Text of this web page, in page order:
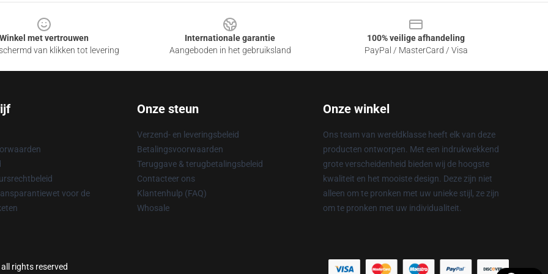
Winkel met vertrouwen
van klikken tot levering
Internationale garantie
Aangeboden in het gebruiksland
100% veilige afhandeling
PayPal / MasterCard / Visa
voor de
Onze steun
Verzend- en leveringsbeleid
Betalingsvoorwaarden
Teruggave & terugbetalingsbeleid
Contacteer ons
Klantenhulp (FAQ)
Whosale
Onze winkel
Ons team van wereldklasse heeft elk van deze
producten ontworpen. Met een indrukwekkend
grote verscheidenheid bieden wij de hoogste
kwaliteit en het mooiste design. Deze zijn niet
alleen om te pronken met uw unieke stijl, ze zijn
om te pronken met uw individualiteit.
rights reserved